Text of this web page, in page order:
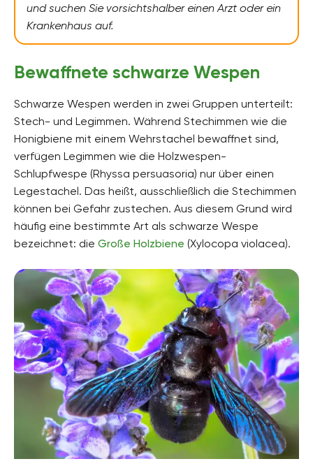
und suchen Sie vorsichtshalber einen Arzt oder ein
Krankenhaus auf.
Bewaffnete schwarze Wespen
Schwarze Wespen werden in zwei Gruppen unterteilt:
Stech- und Legimmen. Während Stechimmen wie die
Honigbiene mit einem Wehrstachel bewaffnet sind,
verfügen Legimmen wie die Holzwespen-
Schlupfwespe (Rhyssa persuasoria) nur über einen
Legestachel. Das heißt, ausschließlich die Stechimmen
können bei Gefahr zustechen. Aus diesem Grund wird
häufig eine bestimmte Art als schwarze Wespe
bezeichnet: die Große Holzbiene (Xylocopa violacea).